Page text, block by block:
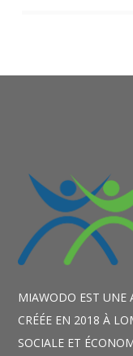
MIAWODO EST UNE
CRÉÉE EN 2018 À
SOCIALE ET